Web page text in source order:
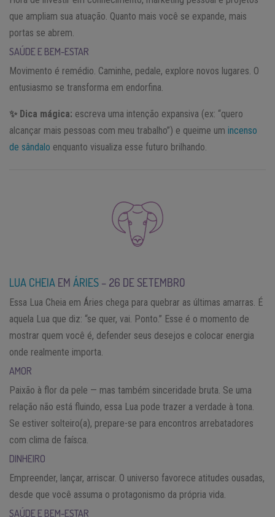
que ampliam sua atuação. Quanto mais você se expande, mais
portas se abrem.
SAÚDE E BEM-ESTAR
Movimento é remédio. Caminhe, pedale, explore novos lugares. O
entusiasmo se transforma em endorfina.
✨ Dica mágica: escreva uma intenção expansiva (ex: “quero
alcançar mais pessoas com meu trabalho”) e queime um incenso
de sândalo enquanto visualiza esse futuro brilhando.
LUA CHEIA EM ÁRIES – 26 DE SETEMBRO
Essa Lua Cheia em Áries chega para quebrar as últimas amarras. É
aquela Lua que diz: “se quer, vai. Ponto.” Esse é o momento de
mostrar quem você é, defender seus desejos e colocar energia
onde realmente importa.
AMOR
Paixão à flor da pele — mas também sinceridade bruta. Se uma
relação não está fluindo, essa Lua pode trazer a verdade à tona.
Se estiver solteiro(a), prepare-se para encontros arrebatadores
com clima de faísca.
DINHEIRO
Empreender, lançar, arriscar. O universo favorece atitudes ousadas,
desde que você assuma o protagonismo da própria vida.
SAÚDE E BEM-ESTAR